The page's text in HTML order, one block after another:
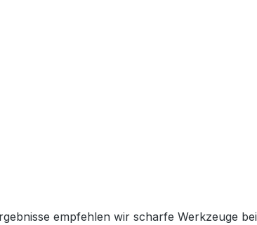
empfehlen wir scharfe Werkzeuge